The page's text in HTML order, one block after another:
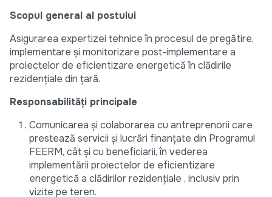
Scopul general al postului
Asigurarea expertizei tehnice în procesul de pregătire,
implementare și monitorizare post-implementare a
proiectelor de eficientizare energetică în clădirile
rezidențiale din țară.
Responsabilități principale
Comunicarea și colaborarea cu antreprenorii care
prestează servicii și lucrări finanțate din Programul
FEERM, cât și cu beneficiarii, în vederea
implementării proiectelor de eficientizare
energetică a clădirilor rezidențiale , inclusiv prin
vizite pe teren.